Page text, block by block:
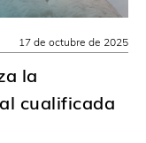
la
cualificada
17 de octubre de 2025